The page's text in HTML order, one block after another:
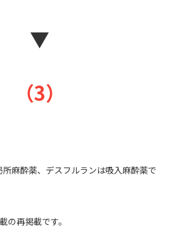
▼
（3）
所麻酔薬、デスフルランは吸入麻酔薬で
再掲載です。